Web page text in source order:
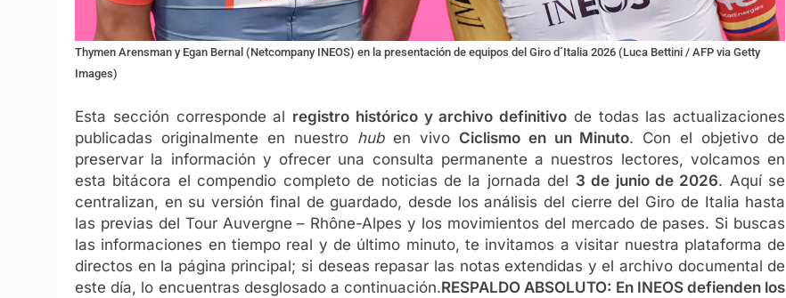
Thymen Arensman y Egan Bernal (Netcompany INEOS) en la presentación de equipos del Giro d´Italia 2026 (Luca Bettini / AFP via Getty
Images)
Esta sección corresponde al registro histórico y archivo definitivo de todas las actualizaciones
publicadas originalmente en nuestro huben vivo Ciclismo en un Minuto. Con el objetivo de
preservar la información y ofrecer una consulta permanente a nuestros lectores, volcamos en
esta bitácora el compendio completo de noticias de la jornada del 3 de junio de 2026. Aquí se
centralizan, en su versión final de guardado, desde los análisis del cierre del Giro de Italia hasta
las previas del Tour Auvergne – Rhône-Alpes y los movimientos del mercado de pases. Si buscas
las informaciones en tiempo real y de último minuto, te invitamos a visitar nuestra plataforma de
directos en la página principal; si deseas repasar las notas extendidas y el archivo documental de
este día, lo encuentras desglosado a continuación.RESPALDO ABSOLUTO: En INEOS defienden los